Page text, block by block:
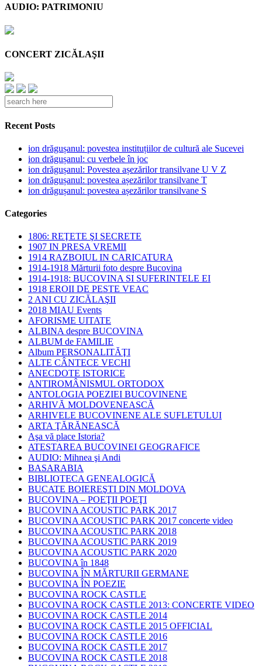
AUDIO: PATRIMONIU
CONCERT ZICĂLAŞII
Recent Posts
ion drăgușanul: povestea instituțiilor de cultură ale Sucevei
ion drăgușanul: cu verbele în joc
ion drăgușanul: Povestea așezărilor transilvane U V Z
ion drăgușanul: povestea așezărilor transilvane T
ion drăgușanul: povestea așezărilor transilvane S
Categories
1806: REŢETE ŞI SECRETE
1907 IN PRESA VREMII
1914 RAZBOIUL IN CARICATURA
1914-1918 Mărturii foto despre Bucovina
1914-1918: BUCOVINA SI SUFERINTELE EI
1918 EROII DE PESTE VEAC
2 ANI CU ZICĂLAŞII
2018 MIAU Events
AFORISME UITATE
ALBINA despre BUCOVINA
ALBUM de FAMILIE
Album PERSONALITĂŢI
ALTE CÂNTECE VECHI
ANECDOTE ISTORICE
ANTIROMÂNISMUL ORTODOX
ANTOLOGIA POEZIEI BUCOVINENE
ARHIVĂ MOLDOVENEASCĂ
ARHIVELE BUCOVINENE ALE SUFLETULUI
ARTA ŢĂRĂNEASCĂ
Aşa vă place Istoria?
ATESTAREA BUCOVINEI GEOGRAFICE
AUDIO: Mihnea şi Andi
BASARABIA
BIBLIOTECA GENEALOGICĂ
BUCATE BOIEREŞTI DIN MOLDOVA
BUCOVINA – POEŢII POEŢI
BUCOVINA ACOUSTIC PARK 2017
BUCOVINA ACOUSTIC PARK 2017 concerte video
BUCOVINA ACOUSTIC PARK 2018
BUCOVINA ACOUSTIC PARK 2019
BUCOVINA ACOUSTIC PARK 2020
BUCOVINA în 1848
BUCOVINA ÎN MĂRTURII GERMANE
BUCOVINA ÎN POEZIE
BUCOVINA ROCK CASTLE
BUCOVINA ROCK CASTLE 2013: CONCERTE VIDEO
BUCOVINA ROCK CASTLE 2014
BUCOVINA ROCK CASTLE 2015 OFFICIAL
BUCOVINA ROCK CASTLE 2016
BUCOVINA ROCK CASTLE 2017
BUCOVINA ROCK CASTLE 2018